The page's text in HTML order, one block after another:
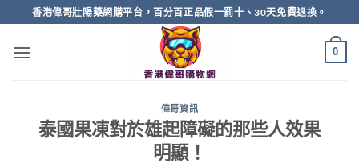
to
content
香港偉哥壯陽藥網購平台，百分百正品假一罰十、30天免費退換。
0
偉哥資訊
泰國果凍對於雄起障礙的那些人效果
明顯！